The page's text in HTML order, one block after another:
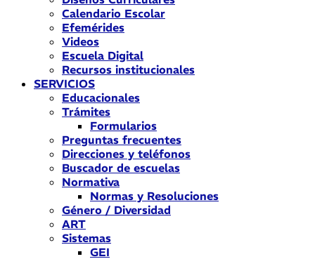
Calendario Escolar
Efemérides
Videos
Escuela Digital
Recursos institucionales
SERVICIOS
Educacionales
Trámites
Formularios
Preguntas frecuentes
Direcciones y teléfonos
Buscador de escuelas
Normativa
Normas y Resoluciones
Género / Diversidad
ART
Sistemas
GEI